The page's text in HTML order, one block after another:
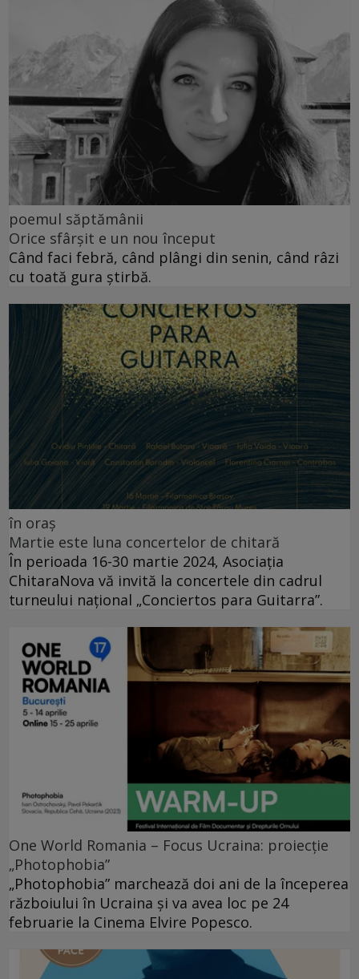
poemul săptămânii
Orice sfârșit e un nou început
Când faci febră, când plângi din senin, când râzi
cu toată gura știrbă.
în oraș
Martie este luna concertelor de chitară
În perioada 16-30 martie 2024, Asociația
ChitaraNova vă invită la concertele din cadrul
turneului național „Conciertos para Guitarra”.
One World Romania – Focus Ucraina: proiecție
„Photophobia”
„Photophobia” marchează doi ani de la începerea
războiului în Ucraina și va avea loc pe 24
februarie la Cinema Elvire Popesco.